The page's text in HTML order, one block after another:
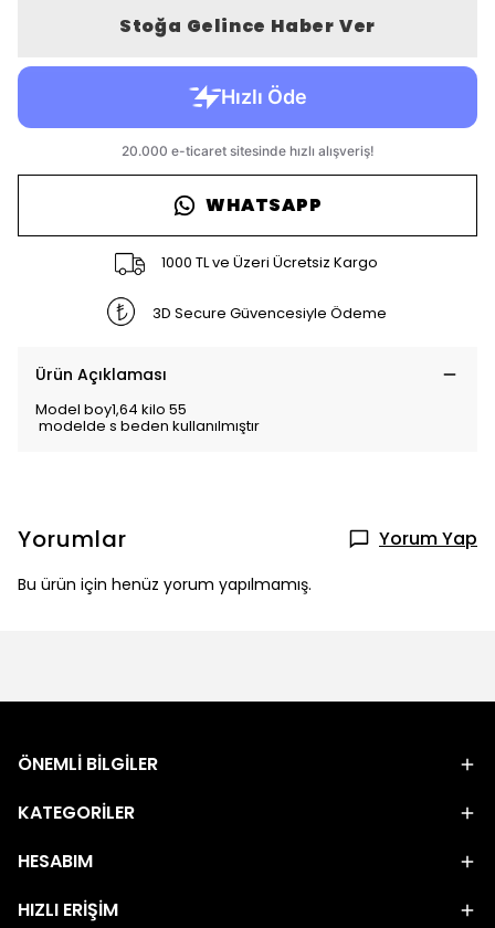
Stoğa Gelince Haber Ver
WHATSAPP
1000 TL ve Üzeri Ücretsiz Kargo
3D Secure Güvencesiyle Ödeme
Ürün Açıklaması
Model boy1,64 kilo 55
modelde s beden kullanılmıştır
Yorumlar Yorum Yap
Bu ürün için henüz yorum yapılmamış.
ÖNEMLİ BİLGİLER
KATEGORİLER
HESABIM
HIZLI ERİŞİM